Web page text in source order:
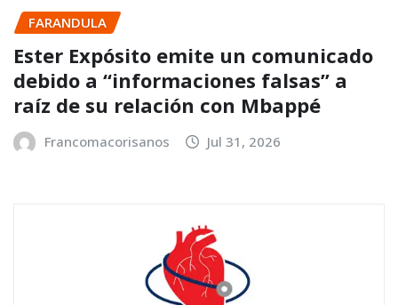
FARANDULA
Ester Expósito emite un comunicado
debido a “informaciones falsas” a
raíz de su relación con Mbappé
Francomacorisanos Jul 31, 2026